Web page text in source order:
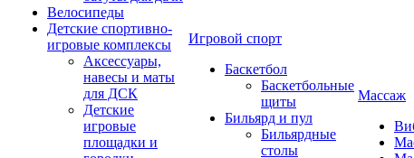
Велосипеды
Детские спортивно-
игровые комплексы
Аксессуары,
навесы и маты
для ДСК
Детские
игровые
площадки и
Игровой спорт
Баскетбол
Баскетбольные
щиты
Бильярд и пул
Бильярдные
столы
Массаж